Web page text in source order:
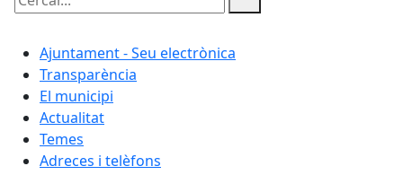
Cercar:
Ajuntament - Seu electrònica
Transparència
El municipi
Actualitat
Temes
Adreces i telèfons